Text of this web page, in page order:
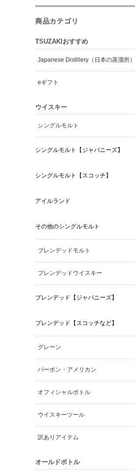
商品カテゴリ
TSUZAKIおすすめ
Japanese Distillery（日本の蒸溜所）
eギフト
ウイスキー
シングルモルト
シングルモルト【ジャパニーズ】
シングルモルト【スコッチ】
アイルランド
その他のシングルモルト
ブレンデッドモルト
ブレンデッドウイスキー
ブレンデッド【ジャパニーズ】
ブレンデッド【スコッチなど】
グレーン
バーボン・アメリカン
オフィシャルボトル
ウイスキーツール
訳ありアイテム
オールドボトル